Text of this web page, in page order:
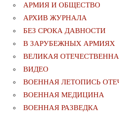
АРМИЯ И ОБЩЕСТВО
АРХИВ ЖУРНАЛА
БЕЗ СРОКА ДАВНОСТИ
В ЗАРУБЕЖНЫХ АРМИЯХ
ВЕЛИКАЯ
ВИДЕО
ВОЕННАЯ ЛЕТОПИСЬ
ВОЕННАЯ МЕДИЦИНА
ВОЕННАЯ РАЗВЕДКА